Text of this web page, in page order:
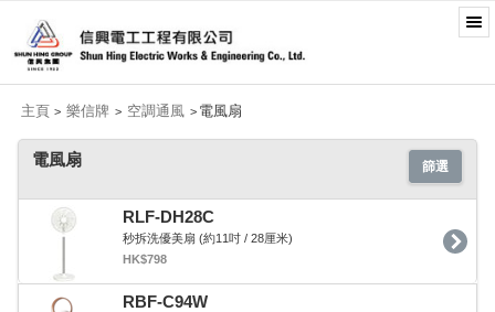
主頁 > 樂信牌 > 空調通風 > 電風扇
篩選
電風扇
RLF-DH28C
秒拆洗優美扇 (約11吋 / 28厘米)
HK$798
RBF-C94W